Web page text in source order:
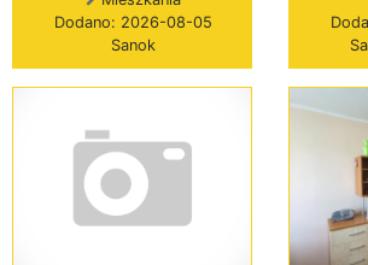
Dodano: 2026-08-05
Sanok